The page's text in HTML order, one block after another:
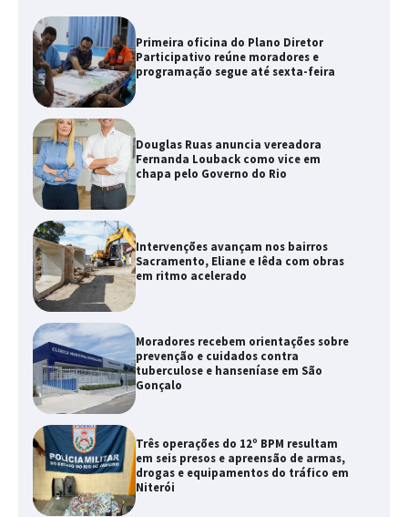
Primeira oficina do Plano Diretor
Participativo reúne moradores e
programação segue até sexta-feira
Douglas Ruas anuncia vereadora
Fernanda Louback como vice em
chapa pelo Governo do Rio
Intervenções avançam nos bairros
Sacramento, Eliane e Iêda com obras
em ritmo acelerado
Moradores recebem orientações sobre
prevenção e cuidados contra
tuberculose e hanseníase em São
Gonçalo
Três operações do 12º BPM resultam
em seis presos e apreensão de armas,
drogas e equipamentos do tráfico em
Niterói